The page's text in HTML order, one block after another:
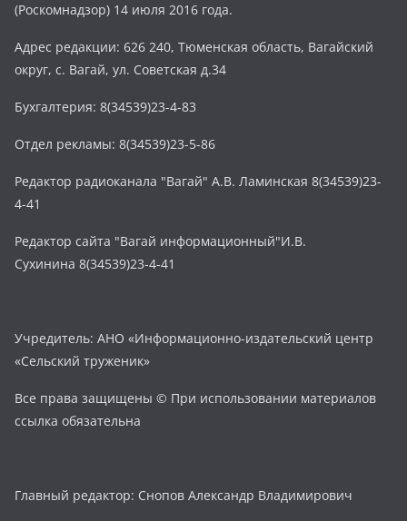
(Роскомнадзор) 14 июля 2016 года.
Адрес редакции: 626 240, Тюменская область, Вагайский
округ, с. Вагай, ул. Советская д.34
Бухгалтерия: 8(34539)23-4-83
Отдел рекламы: 8(34539)23-5-86
Редактор радиоканала "Вагай" А.В. Ламинская 8(34539)23-
4-41
Редактор сайта "Вагай информационный"И.В.
Сухинина 8(34539)23-4-41
Учредитель: АНО «Информационно-издательский центр
«Сельский труженик»
Все права защищены © При использовании материалов
ссылка обязательна
Главный редактор: Снопов Александр Владимирович